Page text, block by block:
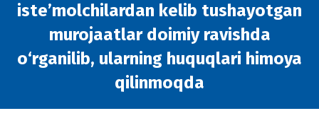
iste’molchilardan kelib tushayotgan
murojaatlar doimiy ravishda
o‘rganilib, ularning huquqlari himoya
qilinmoqda